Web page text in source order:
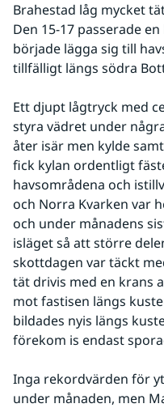
Brahestad låg mycket
Den 15-17 passerade
började lägga sig till
tillfälligt längs södra
Ett djupt lågtryck med
styra vädret under
åter isär men kylde
fick kylan ordentligt
havsområdena och
och Norra Kvarken var
och under månadens
isläget så att större
skottdagen var täckt
tät drivis med en krans
mot fastisen längs
bildades nyis längs
förekom is endast
Inga rekordvärden för
under månaden, men